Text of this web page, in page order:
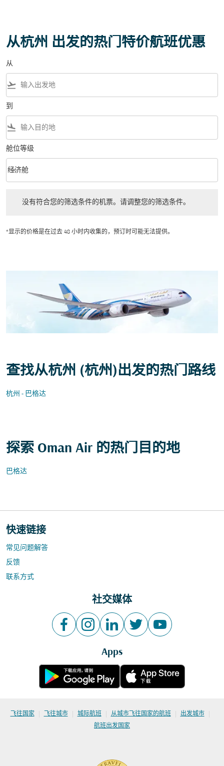
从杭州 出发的热门特价航班优惠
从
flight_takeoff
到
flight_land
舱位等级
舱位等级 option 经济舱 Selected
经济舱
keyboard_arrow_down
没有符合您的筛选条件的机票。请调整您的筛选条件。
*显示的价格是在过去 48 小时内收集的，预订时可能无法提供。
查找从杭州 (杭州)出发的热门路线
杭州 - 巴格达
探索 Oman Air 的热门目的地
巴格达
快速链接
常见问题解答
反馈
联系方式
社交媒体
Apps
飞往国家 | 飞往城市 | 城际航班 | 从城市飞往国家的航班 | 出发城市 |
航班出发国家